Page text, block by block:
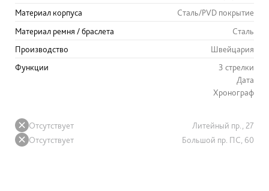
Материал корпуса
Сталь/PVD покрытие
Материал ремня / браслета
Сталь
Производство
Швейцария
Функции
3 стрелки
Дата
Хронограф
Отсутствует
Литейный пр., 27
Отсутствует
Большой пр. ПС, 60